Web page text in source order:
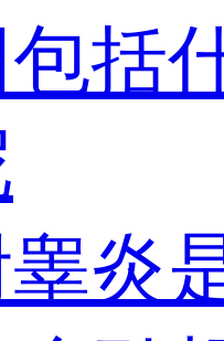
包括
睾炎